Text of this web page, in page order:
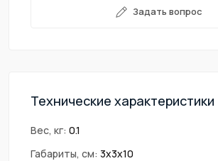
Задать вопрос
Технические характеристики
Вес, кг: 0.1
Габариты, см: 3х3х10